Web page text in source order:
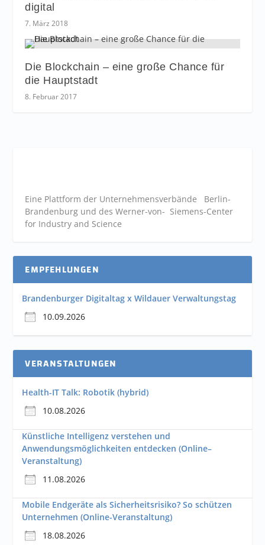
digital
7. März 2018
Die Blockchain – eine große Chance für
die Hauptstadt
8. Februar 2017
Eine Plattform der Unternehmensverbände Berlin-
Brandenburg und des Werner-von- Siemens-Center
for Industry and Science
EMPFEHLUNGEN
Brandenburger Digitaltag x Wildauer Verwaltungstag
10.09.2026
VERANSTALTUNGEN
Health-IT Talk: Robotik (hybrid)
10.08.2026
Künstliche Intelligenz verstehen und
Anwendungsmöglichkeiten entdecken (Online–
Veranstaltung)
11.08.2026
Mobile Endgeräte als Sicherheitsrisiko? So schützen
Unternehmen (Online-Veranstaltung)
18.08.2026